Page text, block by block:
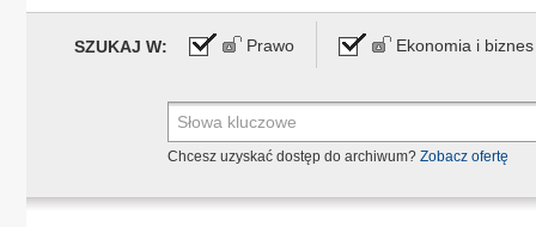
SZUKAJ W: Prawo Ekonomia i biznes
Chcesz uzyskać dostęp do archiwum? Zobacz ofertę